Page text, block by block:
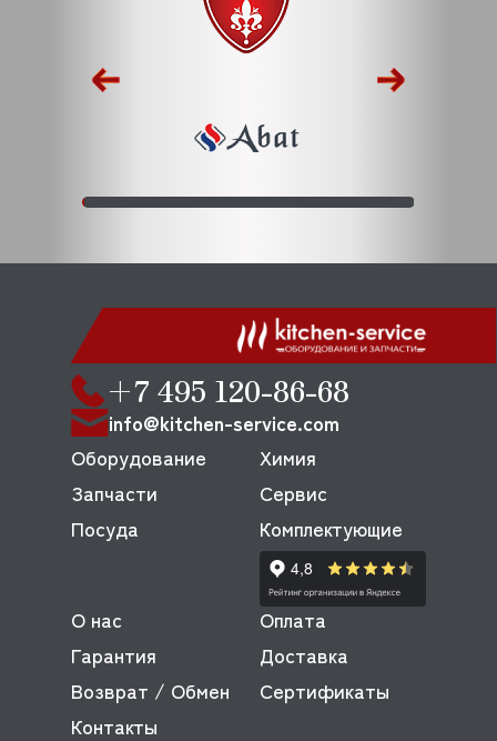
+7 495 120-86-68
info@kitchen-service.com
Оборудование
Запчасти
Посуда
Химия
Сервис
Комплектующие
О нас
Оплата
Гарантия
Доставка
Возврат / Обмен
Сертификаты
Контакты